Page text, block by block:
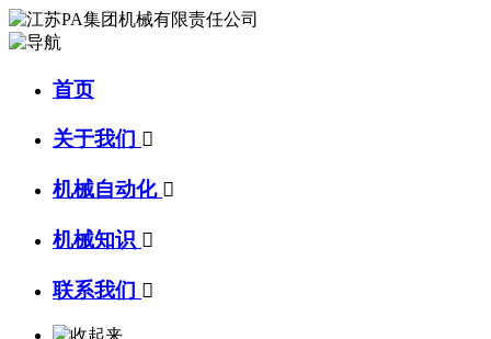
首页
关于我们 
机械自动化 
机械知识 
联系我们 